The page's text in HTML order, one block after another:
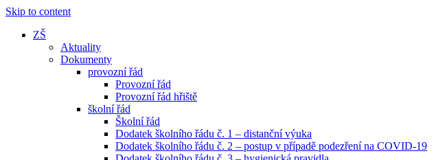
Skip to content
ZŠ
Aktuality
Dokumenty
provozní řád
Provozní řád
Provozní řád hřiště
školní řád
Školní řád
Dodatek školního řádu č. 1 – distanční výuka
Dodatek školního řádu č. 2 – postup v případě podezření na COVID-19